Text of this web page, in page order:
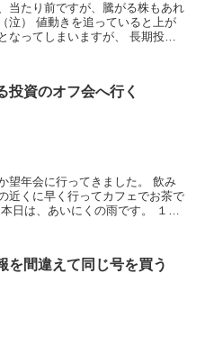
当たり前ですが、騰がる株もあれ
泣） 値動きを追っていると上が
なってしまいますが、 長期投資
投資のオフ会へ行く
望年会に行ってきました。 飲み
近くに早く行ってカフェでお茶で
日は、あいにくの雨です。 １２
を間違えて同じ号を買う